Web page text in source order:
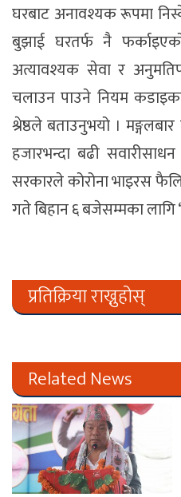
घरबाट अनावश्यक रूपमा
बुझाई घरतर्फ नै
अत्यावश्यक सेवा र
चलाउन पाउने नियम
श्रेष्ठले बताउनुभयो ।
हजारभन्दा बढी
सरकारले कोरोना भाइरस
गते बिहान ६ बजेसम्मका लागि
प्रतिक्रिया राख्नुहोस्
Related News